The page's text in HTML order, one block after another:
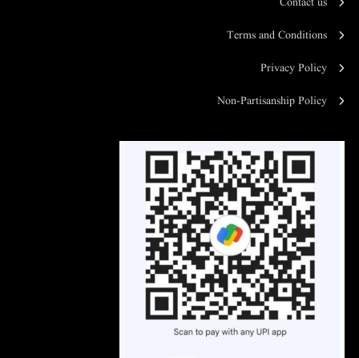
Terms and Conditions
Privacy Policy
Non-Partisanship Policy